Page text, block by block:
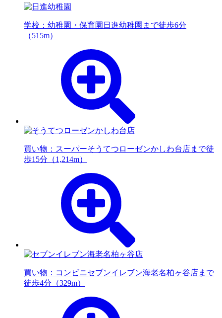
学校：幼稚園・保育園 日進幼稚園まで徒歩6分
（515m）
買い物：スーパーそうてつローゼンかしわ台店まで徒
歩15分（1,214m）
買い物：コンビニセブンイレブン海老名柏ヶ谷店まで
徒歩4分（329m）